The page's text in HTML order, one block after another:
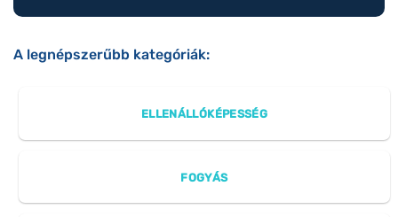
A legnépszerűbb kategóriák:
ELLENÁLLÓKÉPESSÉG
FOGYÁS